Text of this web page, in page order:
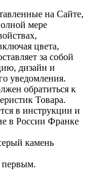
на Сайте,
мере
цвета,
за собой
дизайн и
уведомления.
обратиться к
Товара.
в инструкции и
в России Франке
камень
первым.